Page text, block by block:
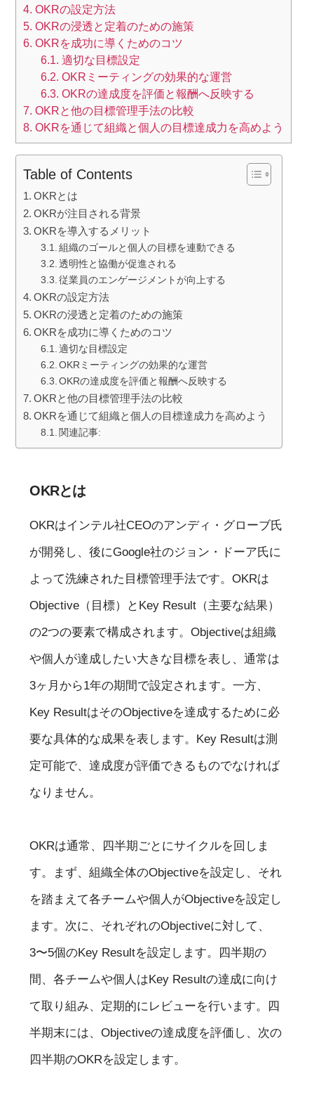
4. OKRの設定方法
5. OKRの浸透と定着のための施策
6. OKRを成功に導くためのコツ
6.1. 適切な目標設定
6.2. OKRミーティングの効果的な運営
6.3. OKRの達成度を評価と報酬へ反映する
7. OKRと他の目標管理手法の比較
8. OKRを通じて組織と個人の目標達成力を高めよう
Table of Contents
OKRとは
OKRが注目される背景
OKRを導入するメリット
組織のゴールと個人の目標を連動できる
透明性と協働が促進される
従業員のエンゲージメントが向上する
OKRの設定方法
OKRの浸透と定着のための施策
OKRを成功に導くためのコツ
適切な目標設定
OKRミーティングの効果的な運営
OKRの達成度を評価と報酬へ反映する
OKRと他の目標管理手法の比較
OKRを通じて組織と個人の目標達成力を高めよう
関連記事:
OKRとは
OKRはインテル社CEOのアンディ・グローブ氏
が開発し、後にGoogle社のジョン・ドーア氏に
よって洗練された目標管理手法です。OKRは
Objective（目標）とKey Result（主要な結果）
の2つの要素で構成されます。Objectiveは組織
や個人が達成したい大きな目標を表し、通常は
3ヶ月から1年の期間で設定されます。一方、
Key ResultはそのObjectiveを達成するために必
要な具体的な成果を表します。Key Resultは測
定可能で、達成度が評価できるものでなければ
なりません。
OKRは通常、四半期ごとにサイクルを回しま
す。まず、組織全体のObjectiveを設定し、それ
を踏まえて各チームや個人がObjectiveを設定し
ます。次に、それぞれのObjectiveに対して、
3〜5個のKey Resultを設定します。四半期の
間、各チームや個人はKey Resultの達成に向け
て取り組み、定期的にレビューを行います。四
半期末には、Objectiveの達成度を評価し、次の
四半期のOKRを設定します。